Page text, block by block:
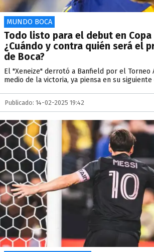
MUNDO BOCA
Todo listo para el debut en
¿Cuándo y contra quién será el
de Boca?
El "Xeneize" derrotó a Banfield por el Torneo
medio de la victoria, ya piensa en su
Publicado: 14-02-2025 19:42